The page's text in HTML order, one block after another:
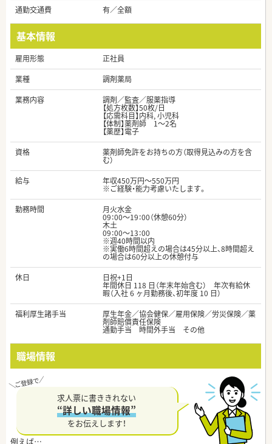
通勤交通費
有／全額
基本情報
雇用形態
正社員
業種
調剤薬局
業務内容
調剤／監査／服薬指導
【処方枚数】50枚/日
【応需科目】内科, 小児科
【体制】薬剤師 1～2名
【薬歴】電子
資格
薬剤師免許をお持ちの方（取得見込みの方を含
む）
給与
年収450万円～550万円
※ご経験・能力考慮いたします。
勤務時間
月火水金
09：00～19：00（休憩60分）
木土
09：00～13：00
※週40時間以内
※実働6時間超えの場合は45分以上、8時間超え
の場合は60分以上の休憩付与
休日
日祝+1日
年間休日 118 日（年末年始含む） 年次有給休
暇（入社 6 ヶ月勤務後、初年度 10 日）
福利厚生諸手当
厚生年金／協会健保／雇用保険／労災保険／薬
剤師賠償責任保険
通勤手当 時間外手当 その他
職場情報
求人票に書ききれない
“詳しい職場情報”
をお伝えします！